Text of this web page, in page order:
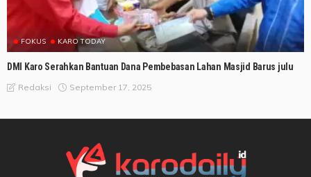
FOKUS KARO TODAY
DMI Karo Serahkan Bantuan Dana Pembebasan Lahan Masjid Barus julu
Redaksi September 17, 2025